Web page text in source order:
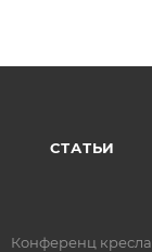
СТАТЬИ
Конференц кресла